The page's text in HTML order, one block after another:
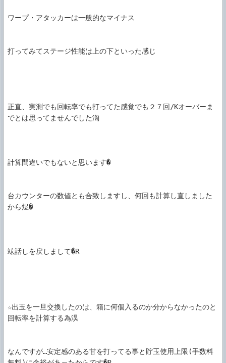
ワープ・アタッカーは一般的なマイナス
打ってみてステージ性能は上の下といった感じ
正直、実測でも回転率でも打ってた感覚でも２７回/Kオーバーま
でとは思ってませんでした渹
計算間違いでもないと思います�
台カウンターの数値とも合致しますし、何回も計算し直しました
から煜�
竑話しを戻しまして�R
☆出玉を一旦交換したのは、箱に何個入るのか分からなかったのと
回転率を計算する為淏
なんですが…安定感のある甘を打ってる事と貯玉使用上限(手数料